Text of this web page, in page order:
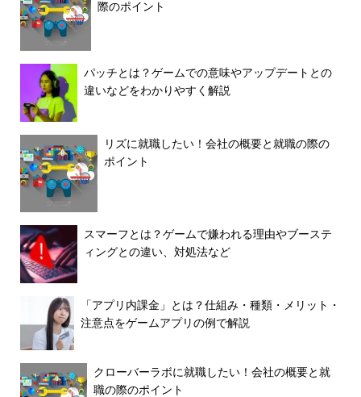
際のポイント
パッチとは？ゲームでの意味やアップデートとの
違いなどをわかりやすく解説
リズに就職したい！会社の概要と就職の際の
ポイント
スマーフとは？ゲームで嫌われる理由やブーステ
ィングとの違い、対処法など
「アプリ内課金」とは？仕組み・種類・メリット・
注意点をゲームアプリの例で解説
クローバーラボに就職したい！会社の概要と就
職の際のポイント